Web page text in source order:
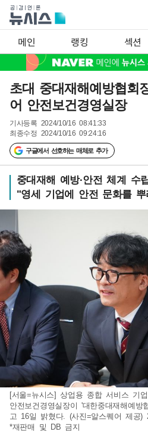
메인 랭킹 섹션
초대 중대재해예방협회
어 안전보건경영실장
기사등록 2024/10/16 08:41:33
최종수정 2024/10/16 09:24:16
구글에서 선호하는 매체로 추가
중대재해 예방·안전 체계 수
"영세 기업에 안전 문화를
[서울=뉴시스] 상업용 종합 서비스 기
안전보건경영실장이 '대한중대재해예
고 16일 밝혔다. (사진=알스퀘어 제공)
*재판매 및 DB 금지